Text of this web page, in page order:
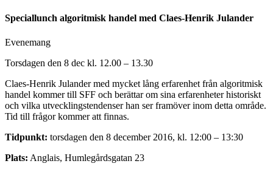
Speciallunch algoritmisk handel med Claes-Henrik Julander
Evenemang
Torsdagen den 8 dec kl. 12.00 – 13.30
Claes-Henrik Julander med mycket lång erfarenhet från algoritmisk
handel kommer till SFF och berättar om sina erfarenheter historiskt
och vilka utvecklingstendenser han ser framöver inom detta område.
Tid till frågor kommer att finnas.
Tidpunkt: torsdagen den 8 december 2016, kl. 12:00 – 13:30
Plats: Anglais, Humlegårdsgatan 23